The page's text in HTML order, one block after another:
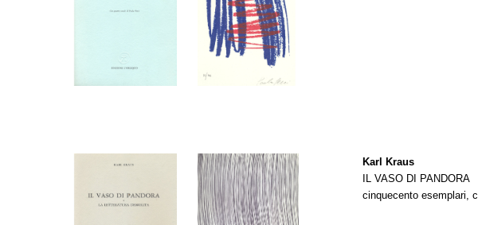
Karl Kraus
IL VASO DI PANDORA
cinquecento esemplari,